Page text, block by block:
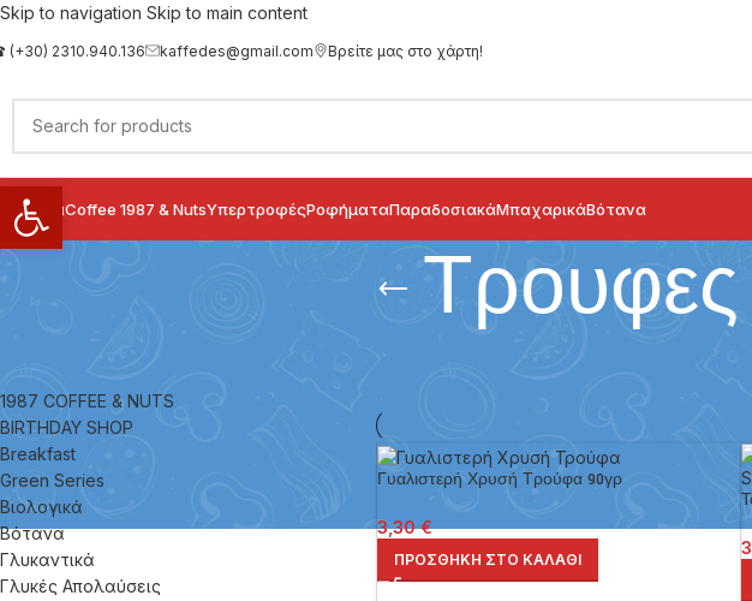
Skip to navigation Skip to main content
2310.940.136 kaffedes@gmail.com Βρείτε μας στο χάρτη!
Coffee 1987 & NutsΥπερτροφέςΡοφήματαΠαραδοσιακάΜπαχαρικάΒότανα
1987 COFFEE & NUTS
BIRTHDAY SHOP
Breakfast
Green Series
Βιολογικά
Βότανα
Γλυκαντικά
Γλυκές Απολαύσεις
Γυαλιστερή Χρυσή Τρούφα 90γρ
3,30€
ΠΡΟΣΘΉΚΗ ΣΤΟ ΚΑΛΆΘΙ
Ανοίξτε τη γραμμή εργαλείων